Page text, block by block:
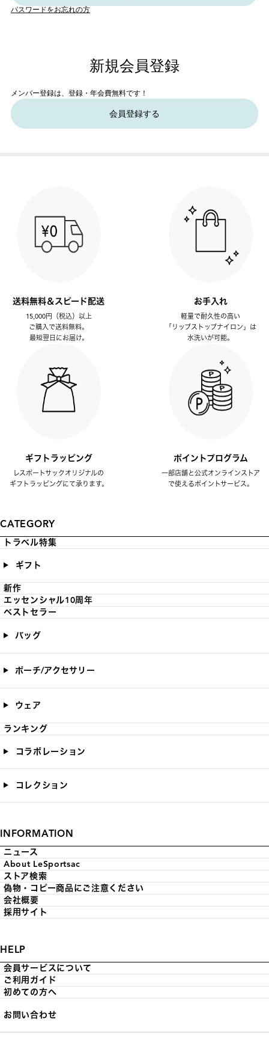
パスワードをお忘れの方
新規会員登録
メンバー登録は、登録・年会費無料です！
会員登録する
送料無料＆スピード配送
15,000円（税込）以上
ご購入で送料無料。
最短翌日にお届け。
お手入れ
軽量で耐久性の高い
「リップストップナイロン」は
水洗いが可能。
ギフトラッピング
レスポートサックオリジナルの
ギフトラッピングにて承ります。
ポイントプログラム
一部店舗と公式オンラインストア
で使えるポイントサービス。
CATEGORY
トラベル特集
ギフト
新作
エッセンシャル10周年
ベストセラー
バッグ
ポーチ/アクセサリー
ウェア
ランキング
コラボレーション
コレクション
INFORMATION
ニュース
About LeSportsac
ストア検索
偽物・コピー商品にご注意ください
会社概要
採用サイト
HELP
会員サービスについて
ご利用ガイド
初めての方へ
お問い合わせ